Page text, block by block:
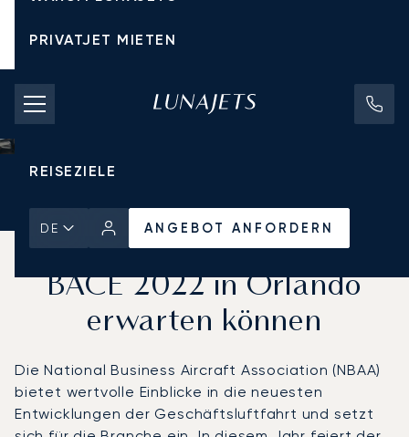
PRIVATJET MIETEN
CHARTERPREISE
PRIVATJETS
REISEZIELE
DE ANGEBOT ANFORDERN
Was Sie von der NBAA-
BACE 2022 in Orlando
erwarten können
Die National Business Aircraft Association (NBAA)
bietet wertvolle Einblicke in die neuesten
Entwicklungen der Geschäftsluftfahrt und setzt